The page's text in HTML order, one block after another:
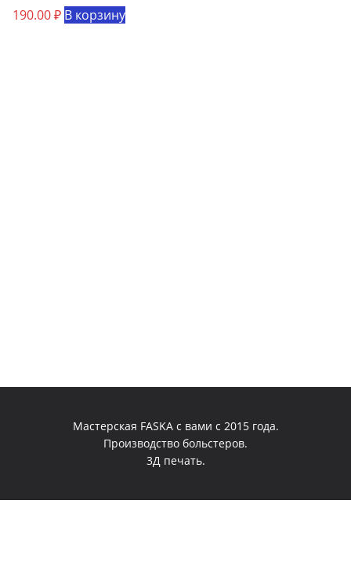
190.00₽ В корзину
Мастерская FASKA с вами с 2015 года.
Производство больстеров.
3Д печать.